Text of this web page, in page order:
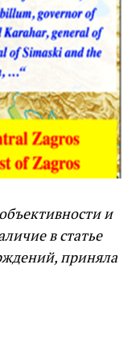
и
в статье
приняла